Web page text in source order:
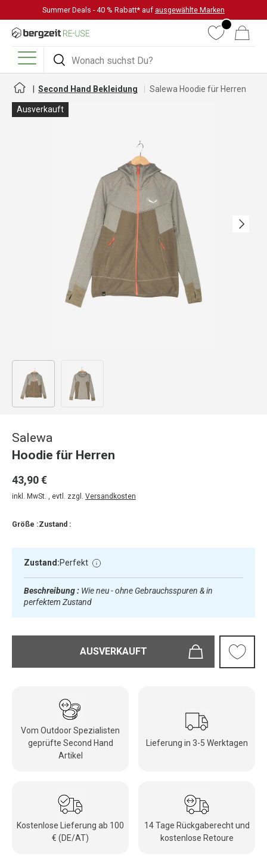
DIREKT ZUM INHALT
Summer Deals - 40 % Rabatt* auf ausgewählte Marken
Suchen
Suchen
WunschlisteWarenkorb
Menü
Second Hand Bekleidung Salewa Hoodie für Herren
Ausverkauft
Nächste
Bild 1 in Galerieansicht laden
Salewa
Hoodie für Herren
43,90 €
inkl. MwSt. , evtl. zzgl. Versandkosten
Größe :Zustand :
Zustand:Perfekt
Beschreibung : Wie neu - ohne Gebrauchsspuren & in
perfektem Zustand
AUSVERKAUFT
Vom Outdoor Spezialisten
geprüfte Second Hand
Artikel
Lieferung in 3-5 Werktagen
Kostenlose Lieferung ab 100
€ (DE/AT)
14 Tage Rückgaberecht und
kostenlose Retoure